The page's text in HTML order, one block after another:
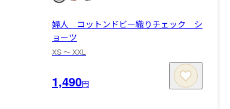
婦人 コットンドビー織りチェック シ
ョーツ
XS 〜 XXL
1,490円